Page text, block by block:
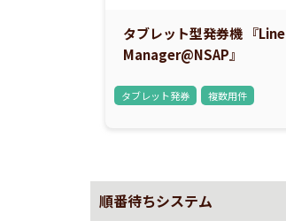
タブレット型発券機 『Line
Manager@NSAP』
タブレット発券 複数用件
順番待ちシステム